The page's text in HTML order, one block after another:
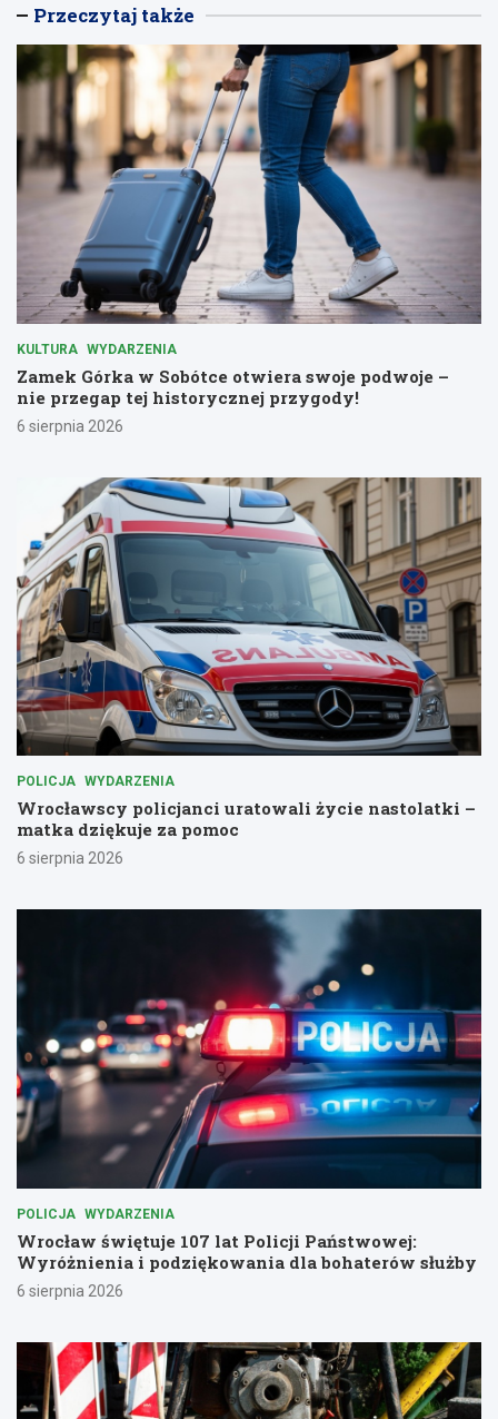
Przeczytaj także
KULTURA WYDARZENIA
Zamek Górka w Sobótce otwiera swoje podwoje –
nie przegap tej historycznej przygody!
6 sierpnia 2026
POLICJA WYDARZENIA
Wrocławscy policjanci uratowali życie nastolatki –
matka dziękuje za pomoc
6 sierpnia 2026
POLICJA WYDARZENIA
Wrocław świętuje 107 lat Policji Państwowej:
Wyróżnienia i podziękowania dla bohaterów służby
6 sierpnia 2026